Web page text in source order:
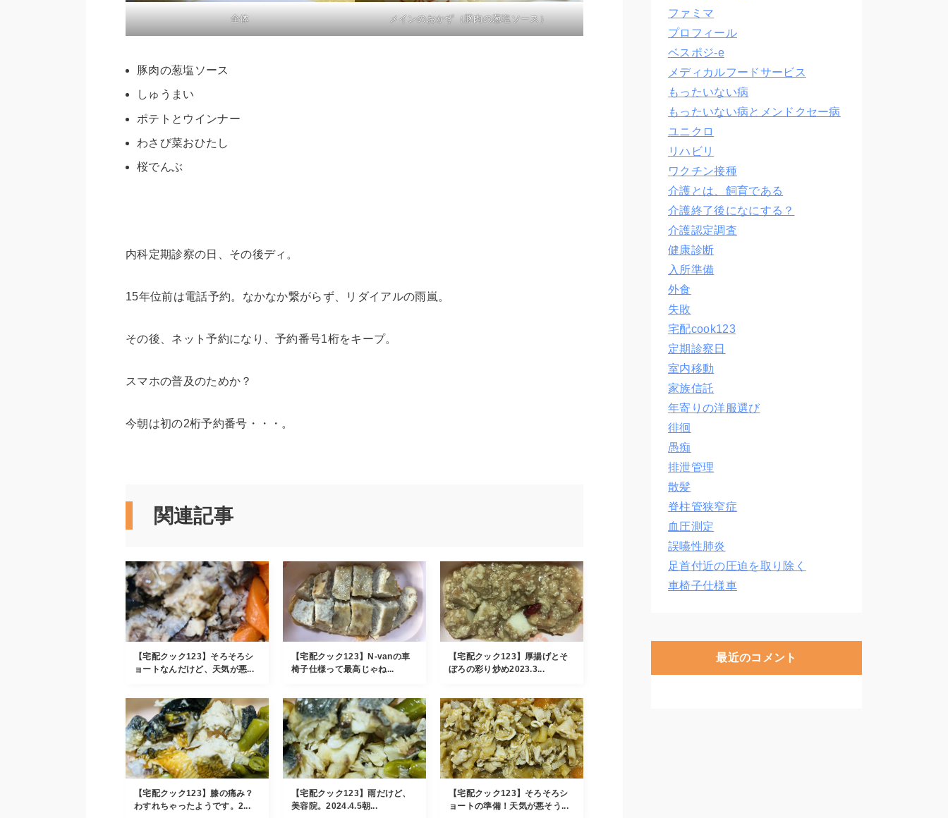
全体 メインのおかず（豚肉の葱塩ソース）
豚肉の葱塩ソース
しゅうまい
ポテトとウインナー
わさび菜おひたし
桜でんぶ
内科定期診察の日、その後ディ。
15年位前は電話予約。なかなか繋がらず、リダイアルの雨嵐。
その後、ネット予約になり、予約番号1桁をキープ。
スマホの普及のためか？
今朝は初の2桁予約番号・・・。
関連記事
【宅配クック123】そろそろシ
ョートなんだけど、天気が悪...
【宅配クック123】N-vanの車
椅子仕様って最高じゃね...
【宅配クック123】厚揚げとそ
ぼろの彩り炒め2023.3...
【宅配クック123】膝の痛み？
わすれちゃったようです。2...
【宅配クック123】雨だけど、
美容院。2024.4.5朝...
【宅配クック123】そろそろシ
ョートの準備！天気が悪そう...
ファミマ
プロフィール
ベスポジ-e
メディカルフードサービス
もったいない病
もったいない病とメンドクセー病
ユニクロ
リハビリ
ワクチン接種
介護とは、飼育である
介護終了後になにする？
介護認定調査
健康診断
入所準備
外食
失敗
宅配cook123
定期診察日
室内移動
家族信託
年寄りの洋服選び
徘徊
愚痴
排泄管理
散髪
脊柱管狭窄症
血圧測定
誤嚥性肺炎
足首付近の圧迫を取り除く
車椅子仕様車
最近のコメント